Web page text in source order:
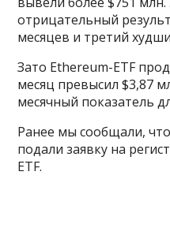
отрицательный
месяцев и третий
Зато Ethereum-ETF
месяц превысил $3,87
месячный показатель
Ранее мы сообщали, что
подали заявку на
ETF.